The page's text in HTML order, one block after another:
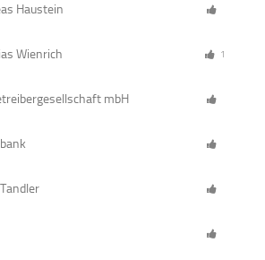
Haustein
Wienrich 1
mbH